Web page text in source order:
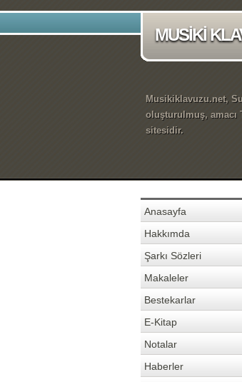
MUSİKİ
Musikiklavuzu.net,
oluşturulmuş, amacı
sitesidir.
Anasayfa
Hakkımda
Şarkı Sözleri
Makaleler
Bestekarlar
E-Kitap
Notalar
Haberler